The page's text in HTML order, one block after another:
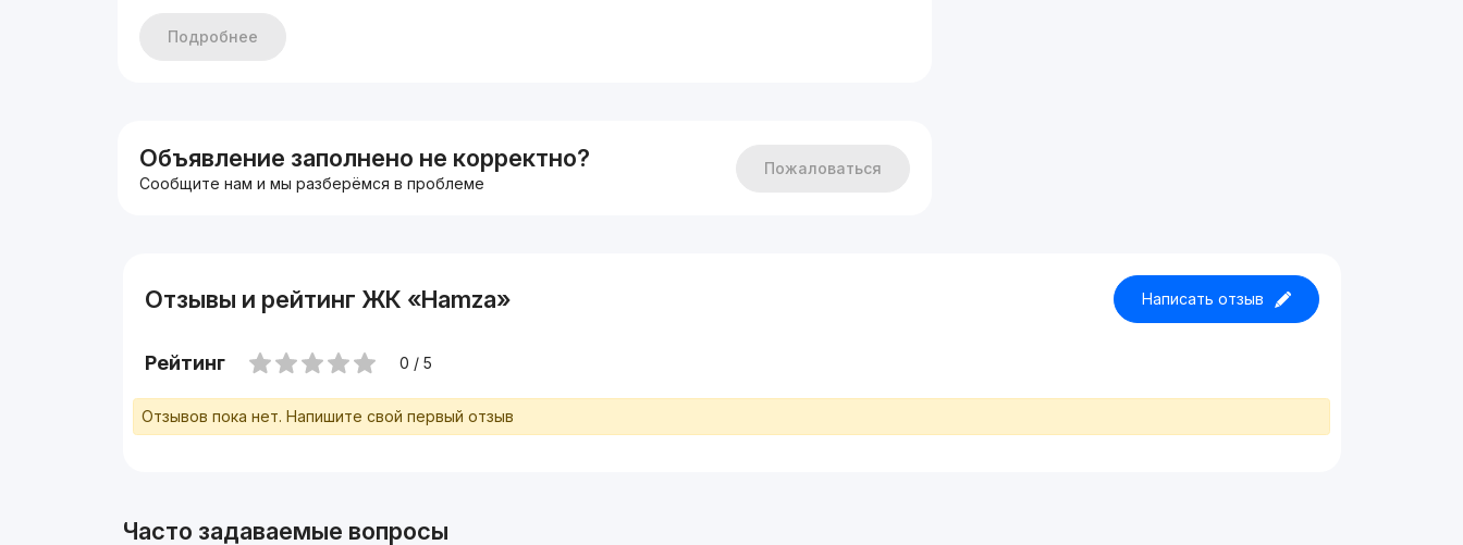
▪️• Площадь - 57 м2
📞 Моб : +998.99.073.03.33
С уважением "Expert "
Подробнее
Объявление заполнено не корректно?
Сообщите нам и мы разберёмся в проблеме
Пожаловаться
Отзывы и рейтинг ЖК «Hamza» Написать отзыв
Рейтинг 0 / 5
Отзывов пока нет. Напишите свой первый отзыв
Часто задаваемые вопросы